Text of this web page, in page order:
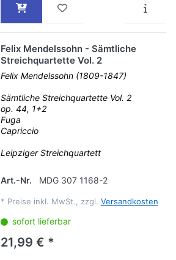
Felix Mendelssohn - Sämtliche
Streichquartette Vol. 2
Felix Mendelssohn (1809-1847)
Sämtliche Streichquartette Vol. 2
op. 44, 1+2
Fuga
Capriccio
Leipziger Streichquartett
Art.-Nr. MDG 307 1168-2
* Preise inkl. MwSt., zzgl. Versandkosten
sofort lieferbar
21,99 € *